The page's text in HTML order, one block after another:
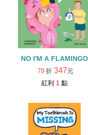
NO I'M A FLAMINGO
79 折 347元
紅利 1 點